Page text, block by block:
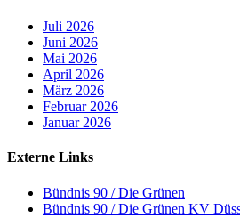
Juli 2026
Juni 2026
Mai 2026
April 2026
März 2026
Februar 2026
Januar 2026
Externe Links
Bündnis 90 / Die Grünen
Bündnis 90 / Die Grünen KV